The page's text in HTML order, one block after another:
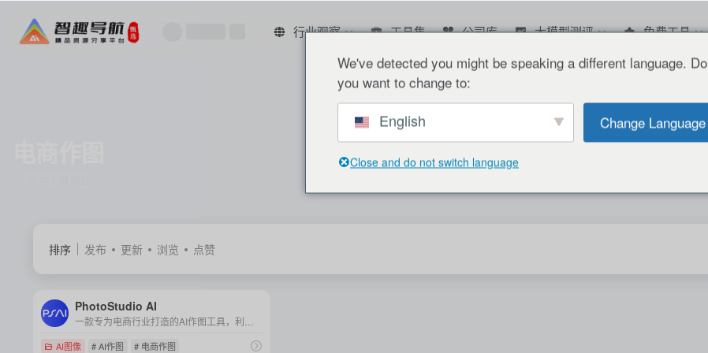
行业观察 工具集 公司库 大模型测评 免费工具
排序 发布 更新 浏览 点赞
PhotoStudio AI
AI图像 # AI作图 # 电商作图
We've detected you might be speaking a different language. Do
you want to change to:
English Change Language
Close and do not switch language